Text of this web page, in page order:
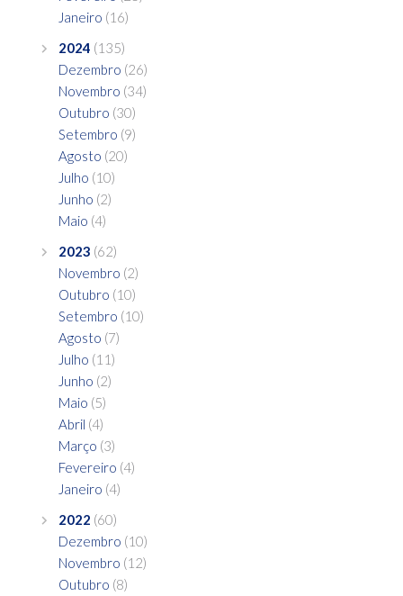
Janeiro (16)
2024 (135)
Dezembro (26)
Novembro (34)
Outubro (30)
Setembro (9)
Agosto (20)
Julho (10)
Junho (2)
Maio (4)
2023 (62)
Novembro (2)
Outubro (10)
Setembro (10)
Agosto (7)
Julho (11)
Junho (2)
Maio (5)
Abril (4)
Março (3)
Fevereiro (4)
Janeiro (4)
2022 (60)
Dezembro (10)
Novembro (12)
Outubro (8)